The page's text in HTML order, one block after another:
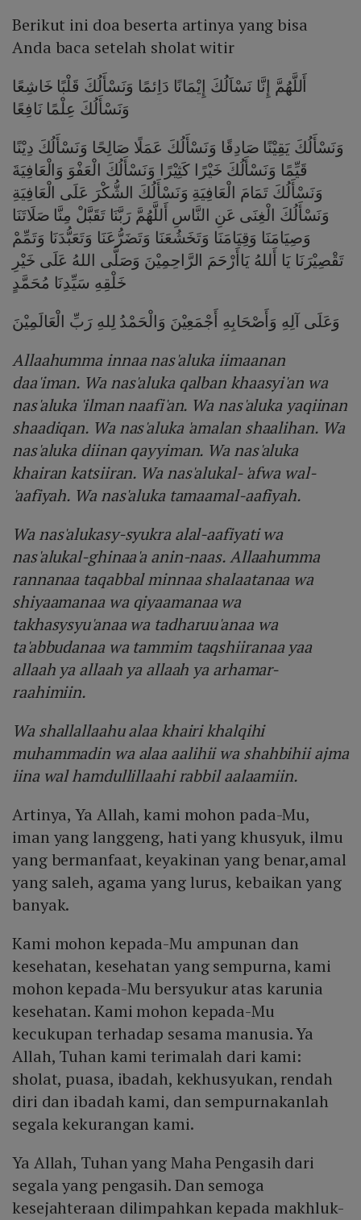
Berikut ini doa beserta artinya yang bisa
Anda baca setelah sholat witir
أَللَّهُمَّ إِنَّا نَسْاَلُكَ إِيْمَانًا دَاِئمًا وَنَسْأَلُكَ قَلْبًا خَاشِعًا
وَنَسْأَلُكَ يَقِيْنًا صَادِقًا وَنَسْأَلُكَ عَمَلًا صَالِحًا وَنَسْأَلُكَ دِيْنًا
قَيِّمًا وَنَسْأَلُكَ خَيْرًا كَثِيْرًا وَنَسْأَلُكَ الْعَفْوَ وَالْعَافِيَةَ
وَنَسْأَلُكَ تَمَامَ الْعَافِيَةِ وَنَسْأَلُكَ الشُّكْرَ عَلَى الْعَافِيَةِ
وَنَسْأَلُكَ الْغِنَى عَنِ النَّاسِ أَللَّهُمَّ رَبَّنَا تَقَبَّلْ مِنَّا صَلَاتَنَا
وَصِيَامَنَا وَقِيَامَنَا وَتَخَشُعَنَا وَتَضَرُّعَنَا وَتَعَبُّدَنَا وَتَمِّمْ
تَقْصِيْرَنَا يَا أَللهُ يَاأَرْحَمَ الرَّاحِمِيْنَ وَصَلَّى اللهُ عَلَى خَيْرِ
وَعَلَى آلِهِ وَأَصْحَابِهِ أَجْمَعِيْنَ وَالْحَمْدُ لِلهِ رَبِّ الْعَالَمِيْنَ
Allaahumma innaa nas'aluka iimaanan
daa'iman. Wa nas'aluka qalban khaasyi'an wa
nas'aluka 'ilman naafi'an. Wa nas'aluka yaqiinan
shaadiqan. Wa nas'aluka 'amalan shaalihan. Wa
nas'aluka diinan qayyiman. Wa nas'aluka
khairan katsiiran. Wa nas'alukal- 'afwa wal-
'aafiyah. Wa nas'aluka tamaamal-aafiyah.
Wa nas'alukasy-syukra alal-aafiyati wa
nas'alukal-ghinaa'a anin-naas. Allaahumma
rannanaa taqabbal minnaa shalaatanaa wa
shiyaamanaa wa qiyaamanaa wa
takhasysyu'anaa wa tadharuu'anaa wa
ta'abbudanaa wa tammim taqshiiranaa yaa
allaah ya allaah ya allaah ya arhamar-
raahimiin.
Wa shallallaahu alaa khairi khalqihi
muhammadin wa alaa aalihii wa shahbihii ajma
iina wal hamdullillaahi rabbil aalaamiin.
Artinya, Ya Allah, kami mohon pada-Mu,
iman yang langgeng, hati yang khusyuk, ilmu
yang bermanfaat, keyakinan yang benar,amal
yang saleh, agama yang lurus, kebaikan yang
banyak.
Kami mohon kepada-Mu ampunan dan
kesehatan, kesehatan yang sempurna, kami
mohon kepada-Mu bersyukur atas karunia
kesehatan. Kami mohon kepada-Mu
kecukupan terhadap sesama manusia. Ya
Allah, Tuhan kami terimalah dari kami:
sholat, puasa, ibadah, kekhusyukan, rendah
diri dan ibadah kami, dan sempurnakanlah
segala kekurangan kami.
Ya Allah, Tuhan yang Maha Pengasih dari
segala yang pengasih. Dan semoga
kesejahteraan dilimpahkan kepada makhluk-